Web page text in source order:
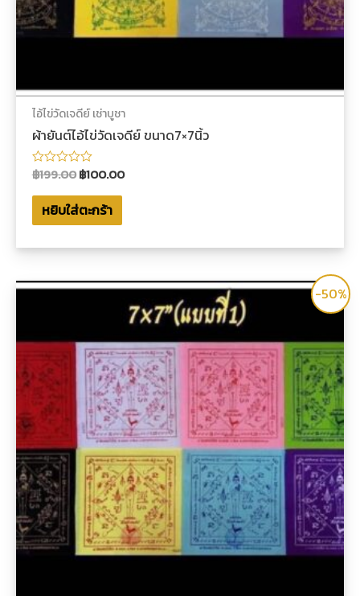
ไอ้ไข่วัดเจดีย์ เช่าบูชา
ผ้ายันต์ไอ้ไข่วัดเจดีย์ ขนาด7×7นิ้ว
ให้
0
ตั้งแต่
฿199.00฿100.00
หยิบใส่ตะกร้า
-50%